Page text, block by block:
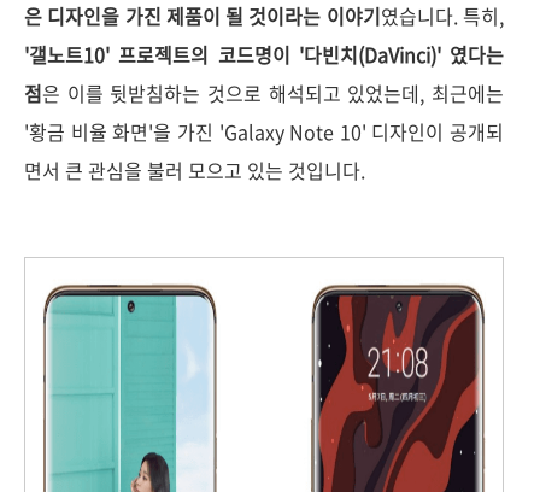
은 디자인을 가진 제품이 될 것이라는 이야기였습니다. 특히,
'갤노트10' 프로젝트의 코드명이 '다빈치(DaVinci)' 였다는
점은 이를 뒷받침하는 것으로 해석되고 있었는데, 최근에는
'황금 비율 화면'을 가진 'Galaxy Note 10' 디자인이 공개되
면서 큰 관심을 불러 모으고 있는 것입니다.